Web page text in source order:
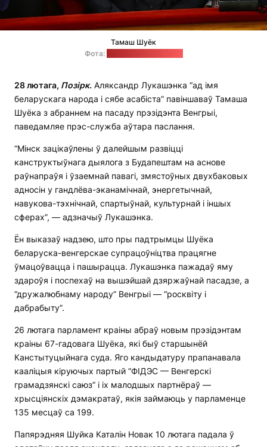
Тамаш Шуёк
Фота:
28 лютага, Позірк. Аляксандр Лукашэнка “ад імя
беларускага народа і сябе асабіста” павіншаваў Тамаша
Шуёка з абраннем на пасаду прэзідэнта Венгрыі,
паведамляе прэс-служба аўтара паслання.
“Мінск зацікаўлены ў далейшым развіцці
канструктыўнага дыялога з Будапештам на аснове
раўнапраўя і ўзаемнай павагі, змястоўных двухбаковых
адносін у гандлёва-эканамічнай, энергетычнай,
навукова-тэхнічнай, спартыўнай, культурнай і іншых
сферах”, — адзначыў Лукашэнка.
Ён выказаў надзею, што пры падтрымцы Шуёка
беларуска-венгерскае супрацоўніцтва працягне
ўмацоўвацца і пашырацца. Лукашэнка пажадаў яму
здароўя і поспехаў на вышэйшай дзяржаўнай пасадзе, а
“дружалюбнаму народу” Венгрыі — “росквіту і
дабрабыту”.
26 лютага парламент краіны абраў новым прэзідэнтам
краіны 67-гадовага Шуёка, які быў старшынёй
Канстытуцыйнага суда. Яго кандыдатуру прапанавала
кааліцыя кіруючых партый “ФІДЭС — Венгерскі
грамадзянскі саюз” і іх малодшых партнёраў —
хрысціянскіх дэмакратаў, якія займаюць у парламенце
135 месцаў са 199.
Папярэдняя Шуйка Каталін Новак 10 лютага падала ў